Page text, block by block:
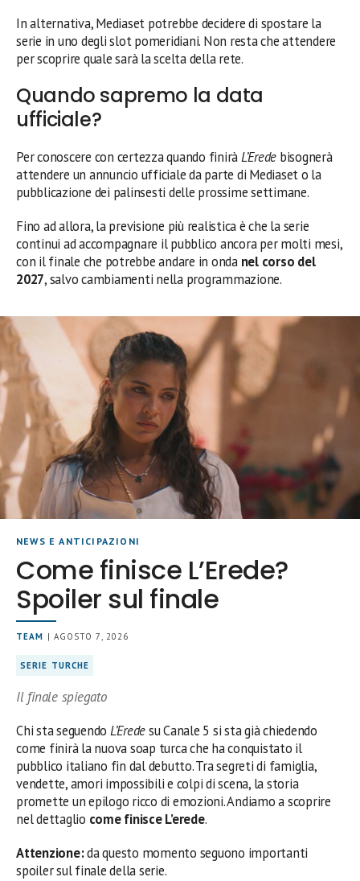
In alternativa, Mediaset potrebbe decidere di spostare la
serie in uno degli slot pomeridiani. Non resta che attendere
per scoprire quale sarà la scelta della rete.
Quando sapremo la data
ufficiale?
Per conoscere con certezza quando finiràL’Erede bisognerà
attendere un annuncio ufficiale da parte di Mediaset o la
pubblicazione dei palinsesti delle prossime settimane.
Fino ad allora, la previsione più realistica è che la serie
continui ad accompagnare il pubblico ancora per molti mesi,
con il finale che potrebbe andare in onda nel corso del
2027, salvo cambiamenti nella programmazione.
NEWS E ANTICIPAZIONI
Come finisce L’Erede?
Spoiler sul finale
TEAM | AGOSTO 7, 2026
SERIE TURCHE
Il finale spiegato
Chi sta seguendo L’Eredesu Canale 5 si sta già chiedendo
come finirà la nuova soap turca che ha conquistato il
pubblico italiano fin dal debutto. Tra segreti di famiglia,
vendette, amori impossibili e colpi di scena, la storia
promette un epilogo ricco di emozioni. Andiamo a scoprire
nel dettaglio come finisce L’erede.
Attenzione:da questo momento seguono importanti
spoiler sul finale della serie.